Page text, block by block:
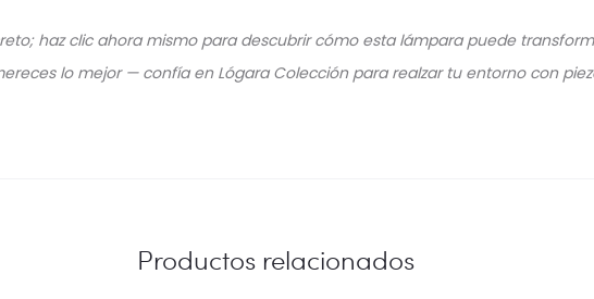
haz clic ahora mismo para descubrir cómo esta lámpara puede
lo mejor — confía en Lógara Colección para realzar tu entorno con
Productos relacionados